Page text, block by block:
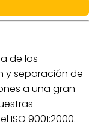
de los
y separación de
a una gran
9001:2000.